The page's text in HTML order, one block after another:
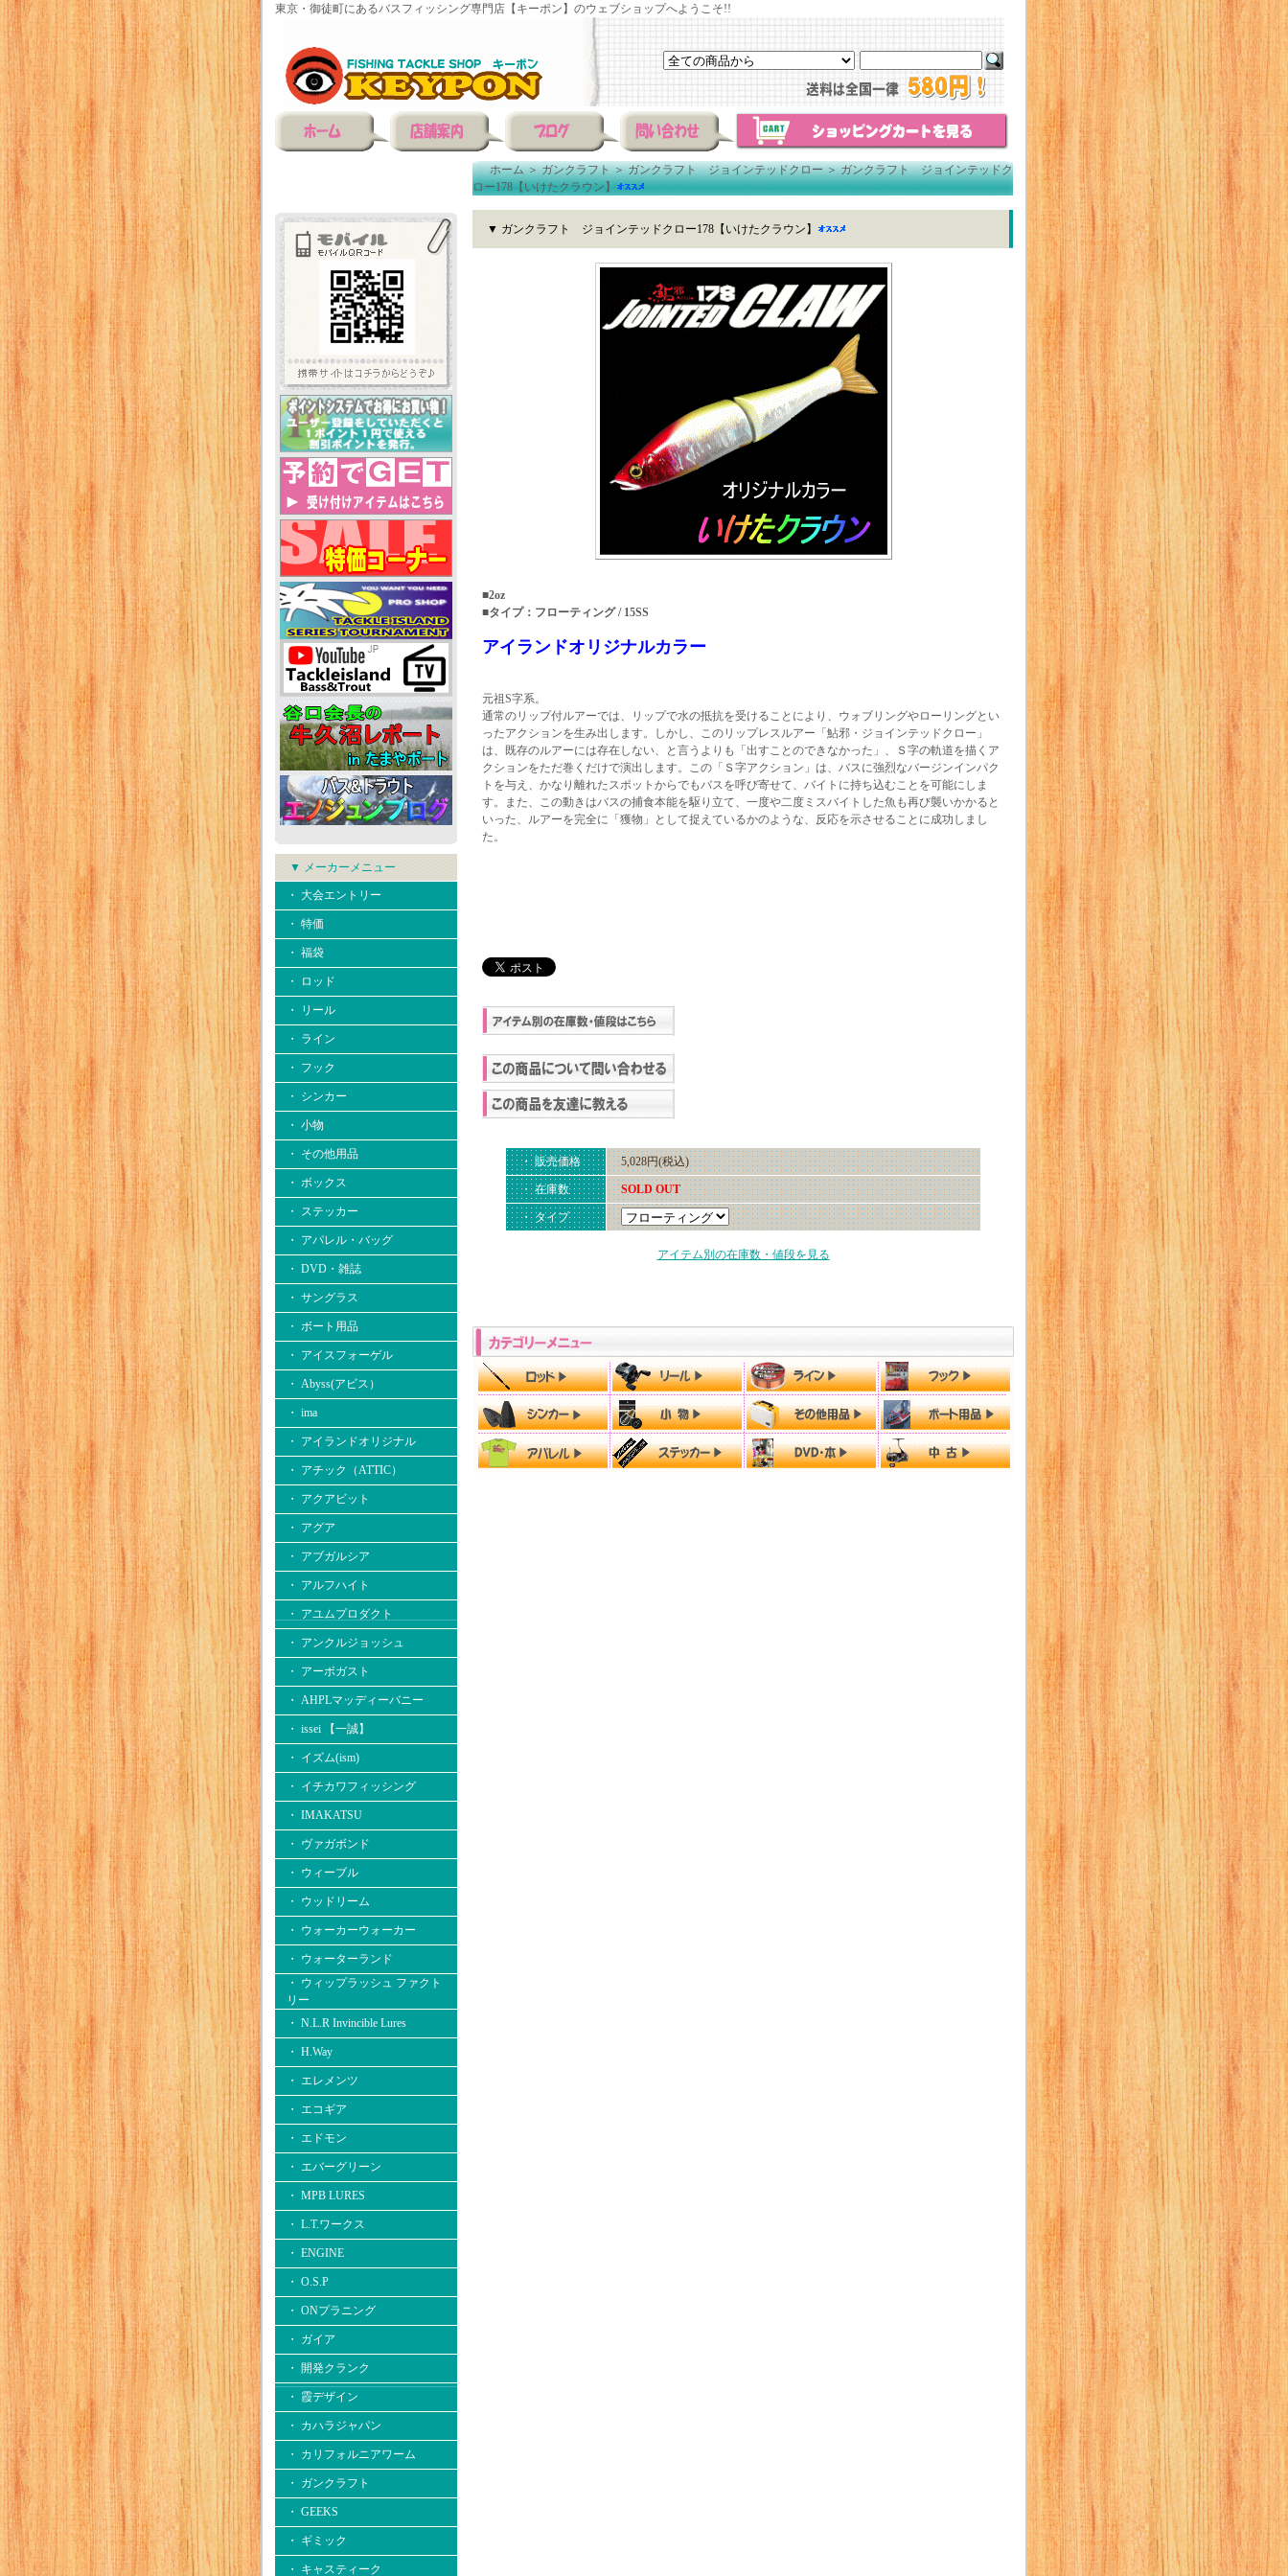
東京・御徒町にあるバスフィッシング専門店【キーポン】のウェブショップへようこそ!!
▼ メーカーメニュー
・ 大会エントリー
・ 特価
・ 福袋
・ ロッド
・ リール
・ ライン
・ フック
・ シンカー
・ 小物
・ その他用品
・ ボックス
・ ステッカー
・ アパレル・バッグ
・ DVD・雑誌
・ サングラス
・ ボート用品
・ アイスフォーゲル
・ Abyss(アビス）
・ ima
・ アイランドオリジナル
・ アチック（ATTIC）
・ アクアビット
・ アグア
・ アブガルシア
・ アルフハイト
・ アユムプロダクト
・ アンクルジョッシュ
・ アーボガスト
・ AHPLマッディーバニー
・ issei 【一誠】
・ イズム(ism)
・ イチカワフィッシング
・ IMAKATSU
・ ヴァガボンド
・ ウィーブル
・ ウッドリーム
・ ウォーカーウォーカー
・ ウォーターランド
・ ウィップラッシュ ファクト
リー
・ N.L.R Invincible Lures
・ H.Way
・ エレメンツ
・ エコギア
・ エドモン
・ エバーグリーン
・ MPB LURES
・ L.T.ワークス
・ ENGINE
・ O.S.P
・ ONプラニング
・ ガイア
・ 開発クランク
・ 霞デザイン
・ カハラジャパン
・ カリフォルニアワーム
・ ガンクラフト
・ GEEKS
・ ギミック
・ キャスティーク
ホーム＞ガンクラフト＞ガンクラフト ジョインテッドクロー＞ガンクラフト ジョインテッドク
ロー178【いけたクラウン】
▼ ガンクラフト ジョインテッドクロー178【いけたクラウン】
■2oz
■タイプ：フローティング / 15SS
アイランドオリジナルカラー
元祖S字系。
通常のリップ付ルアーでは、リップで水の抵抗を受けることにより、ウォブリングやローリングとい
ったアクションを生み出します。しかし、このリップレスルアー「鮎邪・ジョインテッドクロー」
は、既存のルアーには存在しない、と言うよりも「出すことのできなかった」、Ｓ字の軌道を描くア
クションをただ巻くだけで演出します。この「Ｓ字アクション」は、バスに強烈なバージンインパク
トを与え、かなり離れたスポットからでもバスを呼び寄せて、バイトに持ち込むことを可能にしま
す。また、この動きはバスの捕食本能を駆り立て、一度や二度ミスバイトした魚も再び襲いかかると
いった、ルアーを完全に「獲物」として捉えているかのような、反応を示させることに成功しまし
た。
・ 販売価格 5,028円(税込)
・ 在庫数 SOLD OUT
・ タイプ
アイテム別の在庫数・値段を見る